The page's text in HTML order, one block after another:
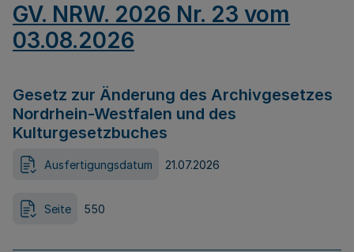
GV. NRW. 2026 Nr. 23 vom
03.08.2026
Gesetz zur Änderung des Archivgesetzes
Nordrhein-Westfalen und des
Kulturgesetzbuches
Ausfertigungsdatum 21.07.2026
Seite 550